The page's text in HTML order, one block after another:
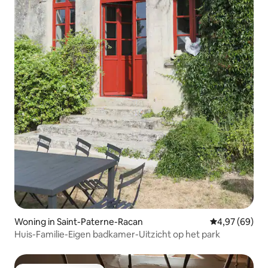
Woning in Saint-Paterne-Racan Gemiddelde
4,97 (69)
Huis-Familie-Eigen badkamer-Uitzicht op het park